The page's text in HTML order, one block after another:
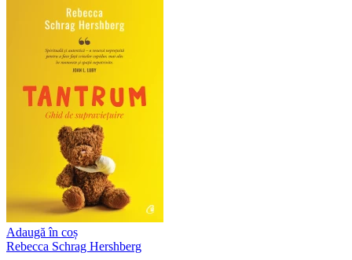
Adaugă în coș
Rebecca Schrag Hershberg